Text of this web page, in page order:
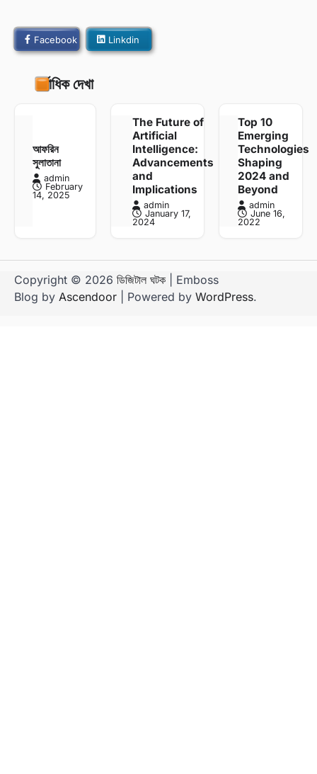
Facebook Linkdin
সর্বাধিক দেখা
আফরিন
সুলাতানা
admin
February
14, 2025
The Future of
Artificial
Intelligence:
Advancements
and
Implications
admin
January 17,
2024
Top 10
Emerging
Technologies
Shaping
2024 and
Beyond
admin
June 16,
2022
Copyright © 2026 ডিজিটাল ঘটক | Emboss
Blog by Ascendoor | Powered by WordPress.